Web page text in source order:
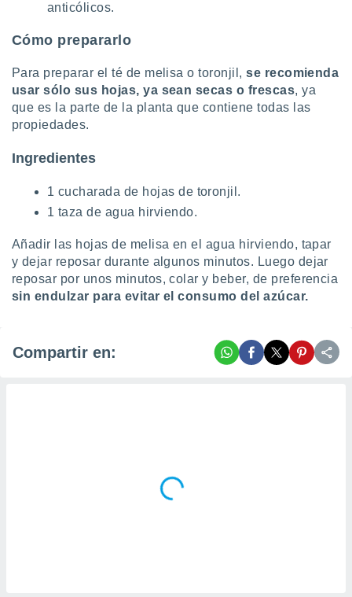
anticólicos.
Cómo prepararlo
Para preparar el té de melisa o toronjil,se recomienda
usar sólo sus hojas, ya sean secas o frescas, ya
que es la parte de la planta que contiene todas las
propiedades.
Ingredientes
1 cucharada de hojas de toronjil.
1 taza de agua hirviendo.
Añadir las hojas de melisa en el agua hirviendo, tapar
y dejar reposar durante algunos minutos. Luego dejar
reposar por unos minutos, colar y beber, de preferencia
sin endulzar para evitar el consumo del azúcar.
Compartir en: